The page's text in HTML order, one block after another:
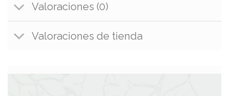
Valoraciones (0)
Valoraciones de tienda